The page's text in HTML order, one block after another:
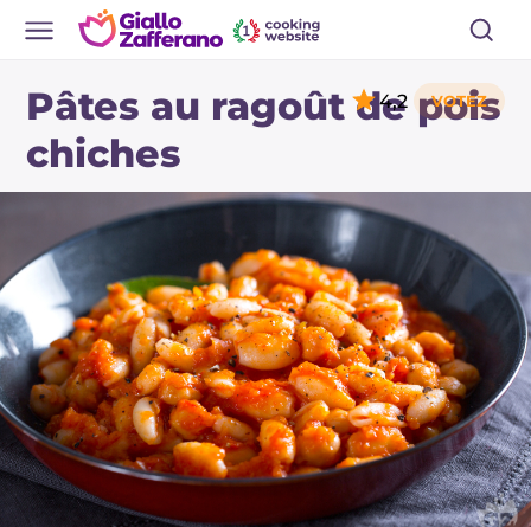
Pâtes au ragoût de pois
chiches
4,2